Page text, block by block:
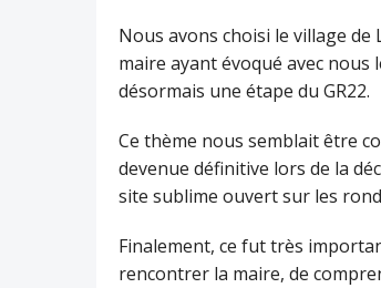
Nous avons choisi le village
maire ayant évoqué avec
désormais une étape du GR22.
Ce thème nous semblait être
devenue définitive lors de la
site sublime ouvert sur les
Finalement, ce fut très
rencontrer la maire, de